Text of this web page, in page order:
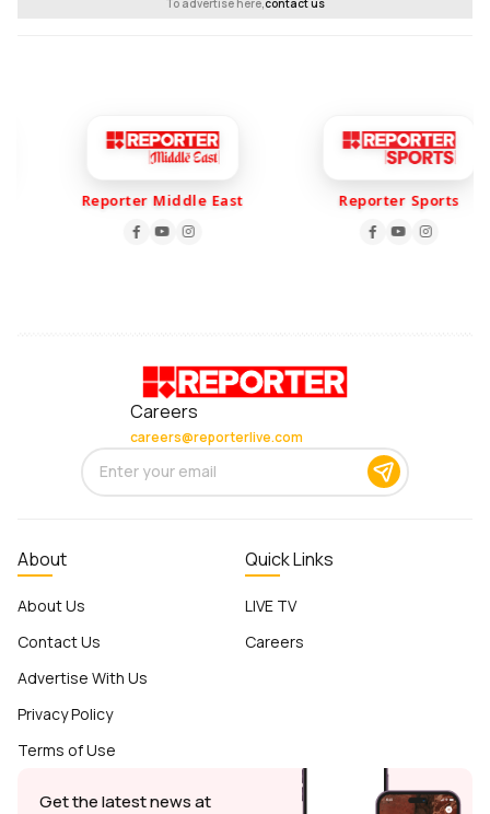
To advertise here,contact us
Reporter Middle East Reporter Sports
Careers
careers@reporterlive.com
About
About Us
Contact Us
Advertise With Us
Privacy Policy
Terms of Use
Quick Links
LIVE TV
Careers
Get the latest news at